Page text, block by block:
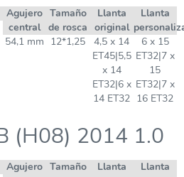
Agujero
central
Tamaño
de rosca
Llanta
original
Llanta
54,1 mm 12*1,25
4,5 x 14
ET45|5,5
x 14
ET32|6 x
14 ET32
6 x 15
ET32|7 x
15
ET32|7 x
16 ET32
(H08) 2014 1.0
Agujero Tamaño
Llanta
Llanta